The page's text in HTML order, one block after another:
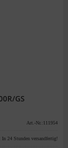
GS
Art.-Nr.:111954
In 24 Stunden versandfertig!